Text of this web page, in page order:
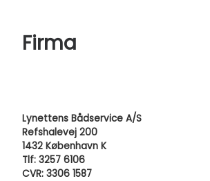
Firma
Lynettens Bådservice A/S
Refshalevej 200
1432 København K
Tlf: 3257 6106
CVR: 3306 1587